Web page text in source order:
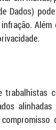
Dados)